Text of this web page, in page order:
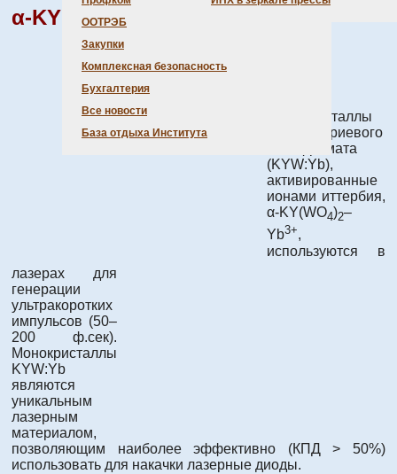
ООТРЭБ
Закупки
Комплексная безопасность
Бухгалтерия
Все новости
База отдыха Института
α-KY(WO4)2
Характеристика
Монокристаллы
калий-иттриевого
вольфрамата
(KYW:Yb),
активированные
ионами иттербия,
α-KY(WO4)2–
Yb3+,
используются в
лазерах для
генерации
ультракоротких
импульсов (50–
200 ф.сек).
Монокристаллы
KYW:Yb
являются
уникальным
лазерным
материалом,
позволяющим наиболее эффективно (КПД > 50%)
использовать для накачки лазерные диоды.